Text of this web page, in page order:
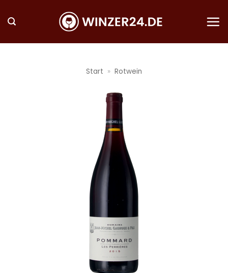
Inhalt
Start » Rotwein